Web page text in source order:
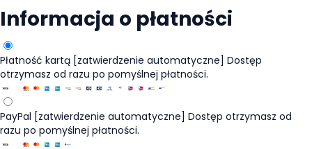
Informacja o płatności
Płatność kartą [zatwierdzenie automatyczne] Dostęp
otrzymasz od razu po pomyślnej płatności.
PayPal [zatwierdzenie automatyczne] Dostęp otrzymasz od
razu po pomyślnej płatności.